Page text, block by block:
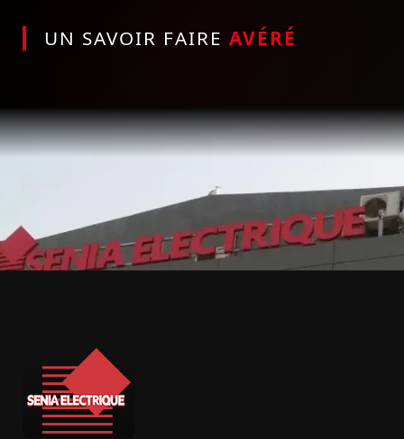
UN SAVOIR FAIRE AVÉRÉ